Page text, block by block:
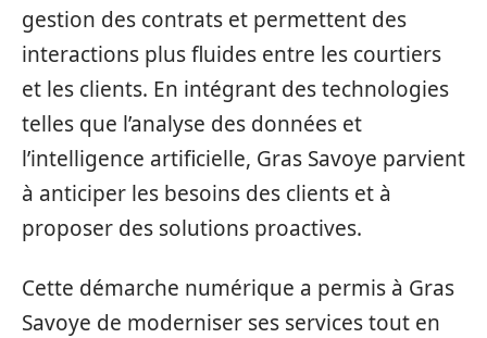
gestion des contrats et permettent des
interactions plus fluides entre les courtiers
et les clients. En intégrant des technologies
telles que l’analyse des données et
l’intelligence artificielle, Gras Savoye parvient
à anticiper les besoins des clients et à
proposer des solutions proactives.
Cette démarche numérique a permis à Gras
Savoye de moderniser ses services tout en